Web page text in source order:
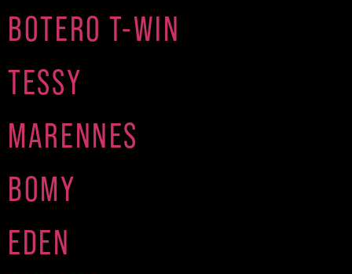
BOTERO T-WIN
TESSY
MARENNES
BOMY
EDEN